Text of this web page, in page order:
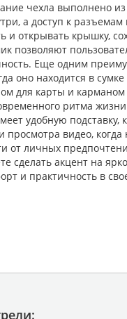
чехла выполнено
а доступ к
открывать крышку,
позволяют
Еще одним
оно находится в
для карты и
ритма
удобную подставку,
видео,
от личных
акцент на
и практичность в